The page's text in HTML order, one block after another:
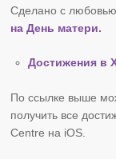
Сделано с
на День матери.
Достижения в
По ссылке выше
получить все
Centre на iOS.